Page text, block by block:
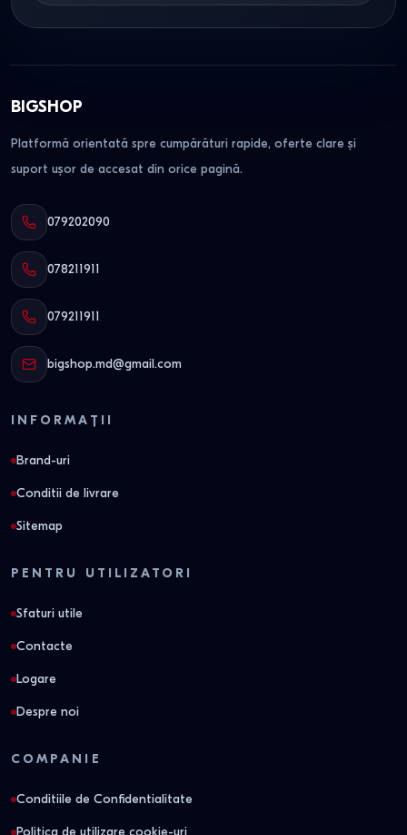
BIGSHOP
Platformă orientată spre cumpărături rapide, oferte clare și
suport ușor de accesat din orice pagină.
079202090
078211911
079211911
bigshop.md@gmail.com
INFORMAȚII
Brand-uri
Conditii de livrare
Sitemap
PENTRU UTILIZATORI
Sfaturi utile
Contacte
Logare
Despre noi
COMPANIE
Conditiile de Confidentialitate